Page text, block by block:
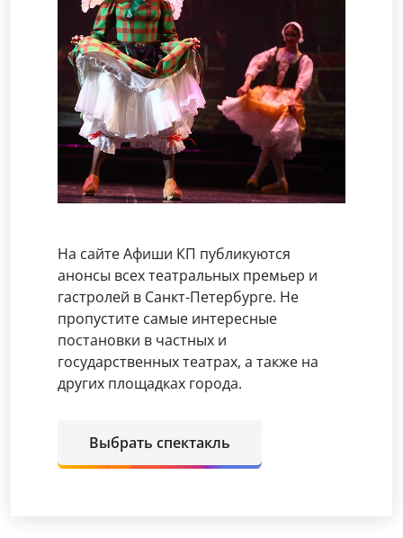
На сайте Афиши КП публикуются
анонсы всех театральных премьер и
гастролей в Санкт-Петербурге. Не
пропустите самые интересные
постановки в частных и
государственных театрах, а также на
других площадках города.
Выбрать спектакль